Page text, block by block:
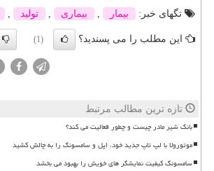
تگهای خبر:
بیمار بیماری تولید
این مطلب را می پسندید؟ (1)
تازه ترین مطالب مرتبط
بانک شیر مادر چیست و چطور فعالیت می کند؟
موتورولا با لپ تاپ جدید خود، اپل و سامسونگ را به چالش کشید
سامسونگ کیفیت نمایشگر های خویش را بهبود می بخشد